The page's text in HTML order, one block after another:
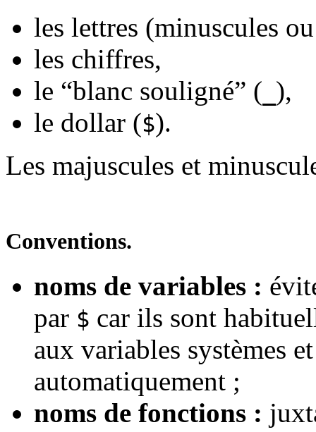
les lettres (minuscules
les chiffres,
le “blanc souligné” ( ),
le dollar ($).
Les majuscules et
Conventions.
noms de variables :
par $ car ils sont
aux variables systèmes
automatiquement ;
noms de fonctions :